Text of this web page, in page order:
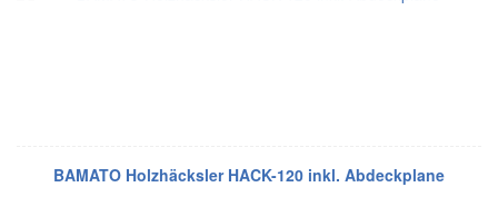
BAMATO Holzhäcksler HACK-120 inkl. Abdeckplane